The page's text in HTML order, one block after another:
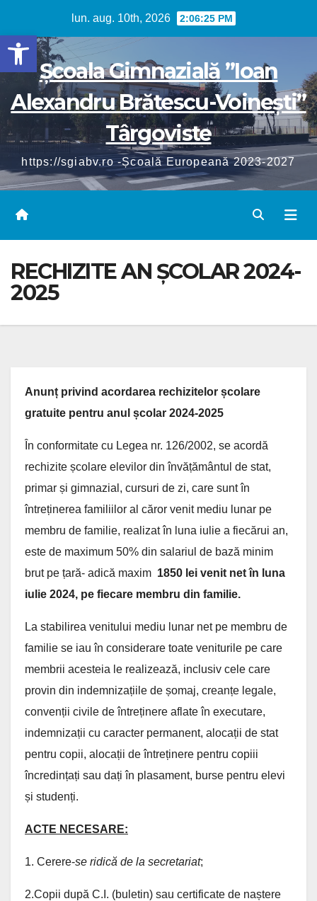
Deschide bara de unelte
content
lun. aug. 10th, 2026 2:06:25 PM
Școala Gimnazială ”Ioan
Alexandru Brătescu-Voinești”
Târgoviste
https://sgiabv.ro -Școală Europeană 2023-2027
RECHIZITE AN ȘCOLAR 2024-
2025
Anunț privind acordarea rechizitelor școlare
gratuite pentru anul școlar 2024-2025
În conformitate cu Legea nr. 126/2002, se acordă
rechizite școlare elevilor din învățământul de stat,
primar și gimnazial, cursuri de zi, care sunt în
întreținerea familiilor al căror venit mediu lunar pe
membru de familie, realizat în luna iulie a fiecărui an,
este de maximum 50% din salariul de bază minim
brut pe țară- adică maxim 1850 lei venit net în luna
iulie 2024, pe fiecare membru din familie.
La stabilirea venitului mediu lunar net pe membru de
familie se iau în considerare toate veniturile pe care
membrii acesteia le realizează, inclusiv cele care
provin din indemnizațiile de șomaj, creanțe legale,
convenții civile de întreținere aflate în executare,
indemnizații cu caracter permanent, alocații de stat
pentru copii, alocații de întreținere pentru copiii
încredințați sau dați în plasament, burse pentru elevi
și studenți.
ACTE NECESARE:
1. Cerere-se ridică de la secretariat;
2.Copii după C.I. (buletin) sau certificate de naștere